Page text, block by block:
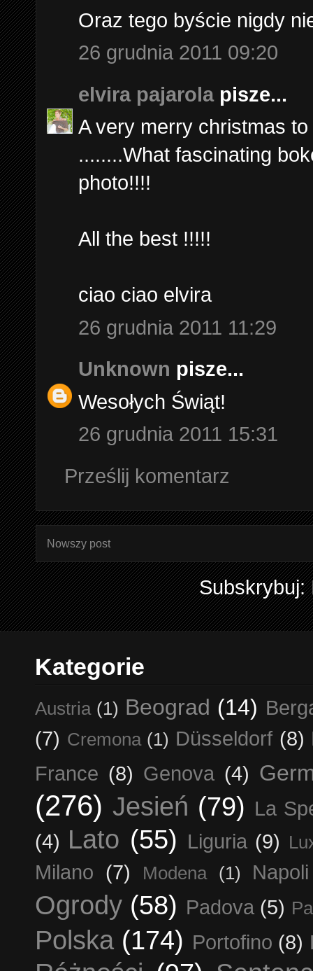
Oraz tego byście nigdy
26 grudnia 2011 09:20
elvira pajarolapisze...
A very merry christmas
........What fascinating
photo!!!!
All the best !!!!!
ciao ciao elvira
26 grudnia 2011 11:29
Unknown pisze...
Wesołych Świąt!
26 grudnia 2011 15:31
Prześlij komentarz
Nowszy post
Subskrybuj:
Kategorie
Austria (1) Beograd (14)
(7) Cremona (1) Düsseldorf (8)
France (8) Genova (4)
(276) Jesień (79) La
(4) Lato (55) Liguria (9)
Milano (7) Modena (1) Napoli
Ogrody (58) Padova (5)
Polska (174) Portofino (8)